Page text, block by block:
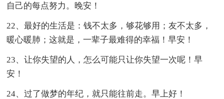
自己的每点努力。晚安！
22、最好的生活是：钱不太多，够花够用；友不太多，
暖心暖肺；这就是，一辈子最难得的幸福！早安！
23、让你失望的人，怎么可能只让你失望一次呢！早
安！
24、过了做梦的年纪，就只能往前走。早上好！